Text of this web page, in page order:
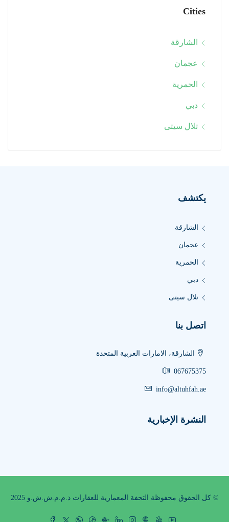
Cities
الشارقة
عجمان
الحمرية
دبي
تلال سيتى
يكتشف
الشارقة
عجمان
الحمرية
دبي
تلال سيتى
اتصل بنا
الشارقة، الامارات العربية المتحدة
067675375
info@altuhfah.ae
النشرة الإخبارية
© كل الحقوق محفوظة التحفة المعمارية للعقارات ذ.م.م.ش.ش.و 2025